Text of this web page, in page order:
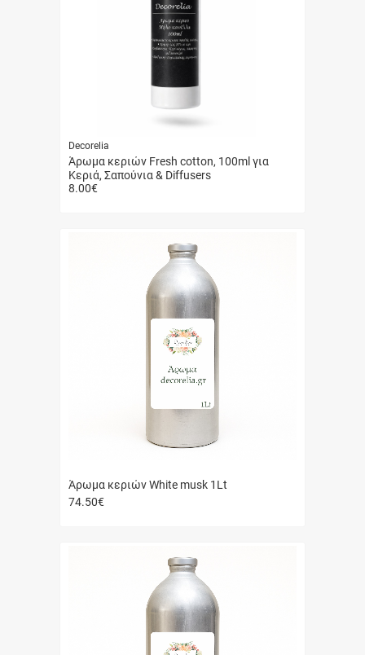
Decorelia
Άρωμα κεριών Fresh cotton, 100ml για
Κεριά, Σαπούνια & Diffusers
8.00€
Άρωμα κεριών White musk 1Lt
74.50€